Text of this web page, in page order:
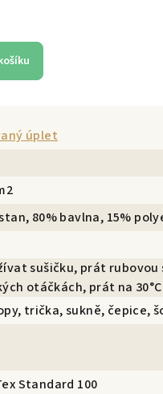
úplet
80% bavlna, 15%
sušičku, prát
otáčkách, prát na
trička, sukně, čepice,
Standard 100